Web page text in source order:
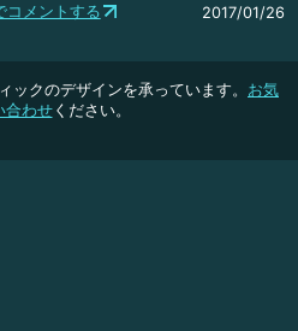
コメントする 2017/01/26
ックのデザインを承っています。 お気
合わせください。